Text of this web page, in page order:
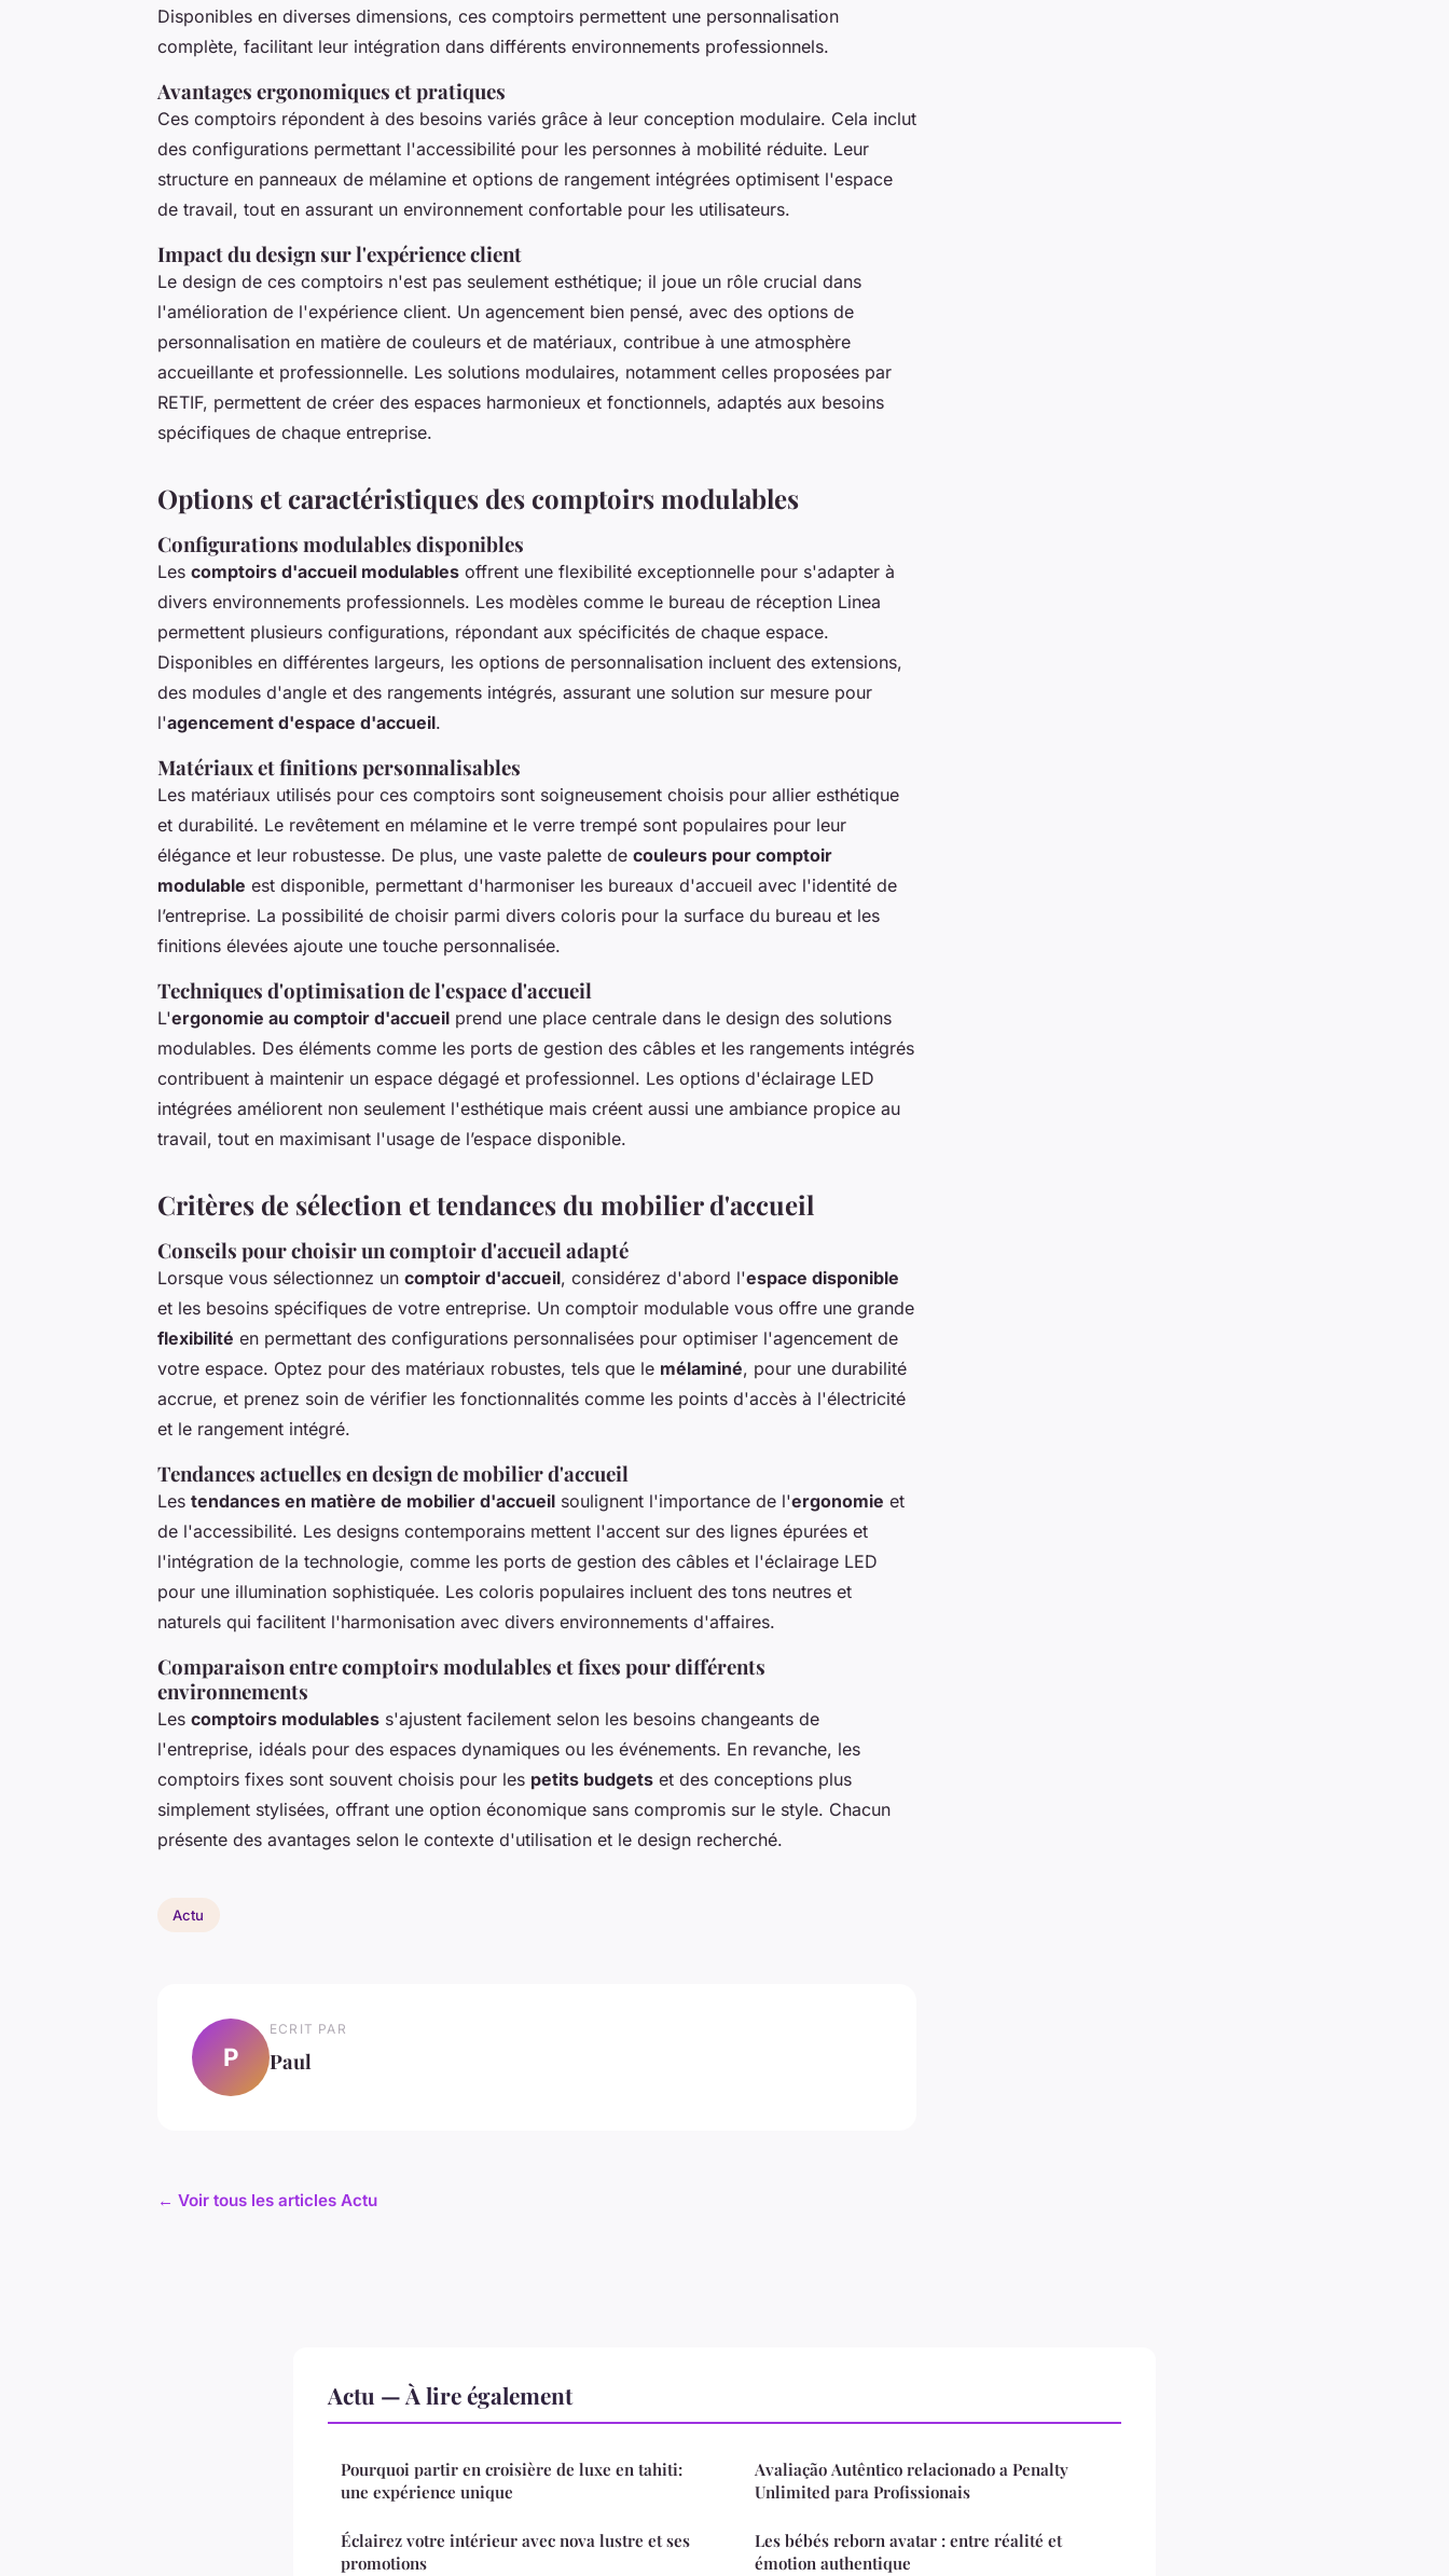
Disponibles en diverses dimensions, ces comptoirs permettent une personnalisation
complète, facilitant leur intégration dans différents environnements professionnels.
Avantages ergonomiques et pratiques
Ces comptoirs répondent à des besoins variés grâce à leur conception modulaire. Cela inclut
des configurations permettant l'accessibilité pour les personnes à mobilité réduite. Leur
structure en panneaux de mélamine et options de rangement intégrées optimisent l'espace
de travail, tout en assurant un environnement confortable pour les utilisateurs.
Impact du design sur l'expérience client
Le design de ces comptoirs n'est pas seulement esthétique; il joue un rôle crucial dans
l'amélioration de l'expérience client. Un agencement bien pensé, avec des options de
personnalisation en matière de couleurs et de matériaux, contribue à une atmosphère
accueillante et professionnelle. Les solutions modulaires, notamment celles proposées par
RETIF, permettent de créer des espaces harmonieux et fonctionnels, adaptés aux besoins
spécifiques de chaque entreprise.
Options et caractéristiques des comptoirs modulables
Configurations modulables disponibles
Les comptoirs d'accueil modulables offrent une flexibilité exceptionnelle pour s'adapter à
divers environnements professionnels. Les modèles comme le bureau de réception Linea
permettent plusieurs configurations, répondant aux spécificités de chaque espace.
Disponibles en différentes largeurs, les options de personnalisation incluent des extensions,
des modules d'angle et des rangements intégrés, assurant une solution sur mesure pour
l'agencement d'espace d'accueil.
Matériaux et finitions personnalisables
Les matériaux utilisés pour ces comptoirs sont soigneusement choisis pour allier esthétique
et durabilité. Le revêtement en mélamine et le verre trempé sont populaires pour leur
élégance et leur robustesse. De plus, une vaste palette de couleurs pour comptoir
modulable est disponible, permettant d'harmoniser les bureaux d'accueil avec l'identité de
l’entreprise. La possibilité de choisir parmi divers coloris pour la surface du bureau et les
finitions élevées ajoute une touche personnalisée.
Techniques d'optimisation de l'espace d'accueil
L'ergonomie au comptoir d'accueil prend une place centrale dans le design des solutions
modulables. Des éléments comme les ports de gestion des câbles et les rangements intégrés
contribuent à maintenir un espace dégagé et professionnel. Les options d'éclairage LED
intégrées améliorent non seulement l'esthétique mais créent aussi une ambiance propice au
travail, tout en maximisant l'usage de l’espace disponible.
Critères de sélection et tendances du mobilier d'accueil
Conseils pour choisir un comptoir d'accueil adapté
Lorsque vous sélectionnez un comptoir d'accueil, considérez d'abord l'espace disponible
et les besoins spécifiques de votre entreprise. Un comptoir modulable vous offre une grande
flexibilité en permettant des configurations personnalisées pour optimiser l'agencement de
votre espace. Optez pour des matériaux robustes, tels que le mélaminé, pour une durabilité
accrue, et prenez soin de vérifier les fonctionnalités comme les points d'accès à l'électricité
et le rangement intégré.
Tendances actuelles en design de mobilier d'accueil
Les tendances en matière de mobilier d'accueil soulignent l'importance de l'ergonomie et
de l'accessibilité. Les designs contemporains mettent l'accent sur des lignes épurées et
l'intégration de la technologie, comme les ports de gestion des câbles et l'éclairage LED
pour une illumination sophistiquée. Les coloris populaires incluent des tons neutres et
naturels qui facilitent l'harmonisation avec divers environnements d'affaires.
Comparaison entre comptoirs modulables et fixes pour différents
environnements
Les comptoirs modulables s'ajustent facilement selon les besoins changeants de
l'entreprise, idéals pour des espaces dynamiques ou les événements. En revanche, les
comptoirs fixes sont souvent choisis pour les petits budgets et des conceptions plus
simplement stylisées, offrant une option économique sans compromis sur le style. Chacun
présente des avantages selon le contexte d'utilisation et le design recherché.
Actu
P
ECRIT PAR
Paul
← Voir tous les articles Actu
Actu — À lire également
Pourquoi partir en croisière de luxe en tahiti:
une expérience unique
Éclairez votre intérieur avec nova lustre et ses
promotions
Avaliação Autêntico relacionado a Penalty
Unlimited para Profissionais
Les bébés reborn avatar : entre réalité et
émotion authentique